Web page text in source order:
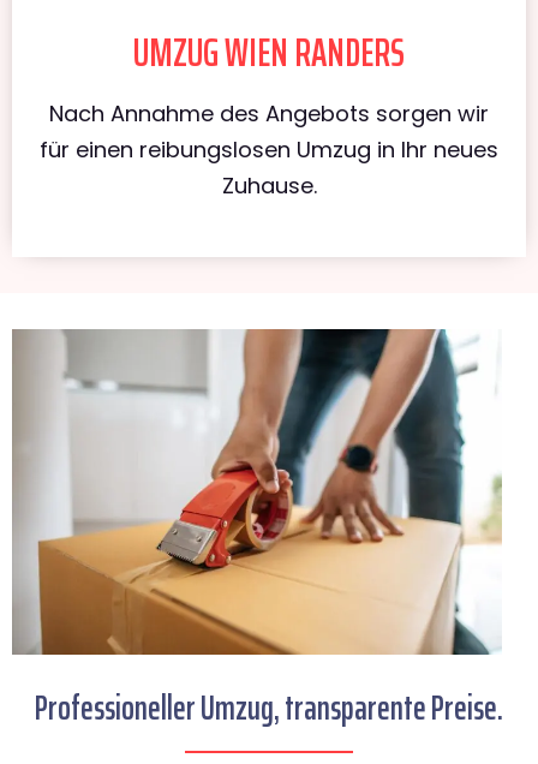
UMZUG WIEN RANDERS
Nach Annahme des Angebots sorgen wir
für einen reibungslosen Umzug in Ihr neues
Zuhause.
Professioneller Umzug, transparente Preise.